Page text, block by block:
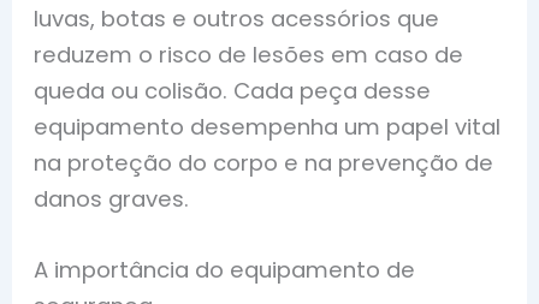
luvas, botas e outros acessórios que
reduzem o risco de lesões em caso de
queda ou colisão. Cada peça desse
equipamento desempenha um papel vital
na proteção do corpo e na prevenção de
danos graves.
A importância do equipamento de